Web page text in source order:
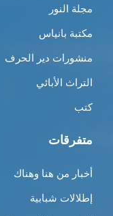
مجلة النور
مكتبة بانياس
منشورات دير الحرف
التراث الأبائي
كتب
متفرقات
أخبار من هنا وهناك
إطلالات شبابية